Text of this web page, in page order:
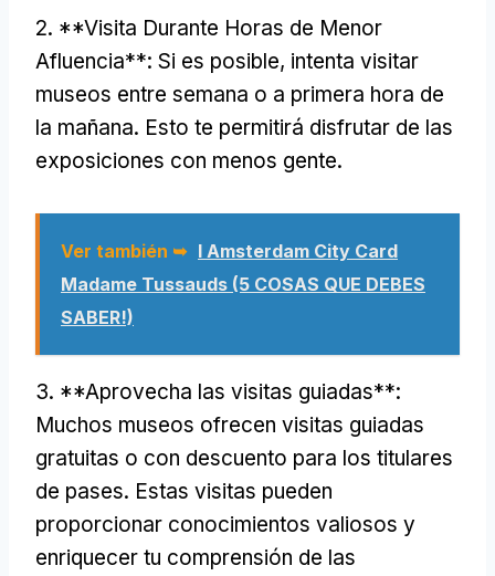
2. **Visita Durante Horas de Menor
Afluencia**: Si es posible, intenta visitar
museos entre semana o a primera hora de
la mañana. Esto te permitirá disfrutar de las
exposiciones con menos gente.
Ver también ➥ I Amsterdam City Card
Madame Tussauds (5 COSAS QUE DEBES
SABER!)
3. **Aprovecha las visitas guiadas**:
Muchos museos ofrecen visitas guiadas
gratuitas o con descuento para los titulares
de pases. Estas visitas pueden
proporcionar conocimientos valiosos y
enriquecer tu comprensión de las